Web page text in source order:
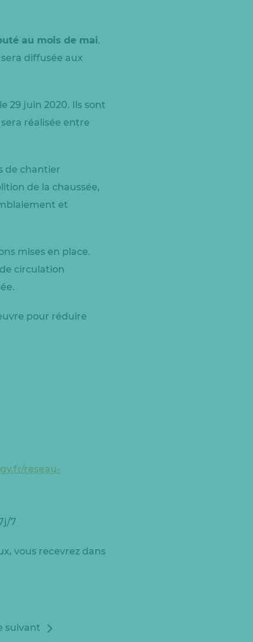
au mois de mai.
diffusée aux
29 juin 2020. Ils sont
réalisée entre
de chantier
de la chaussée,
et
mises en place.
circulation
pour réduire
reseau-
7
vous recevrez dans
suivant